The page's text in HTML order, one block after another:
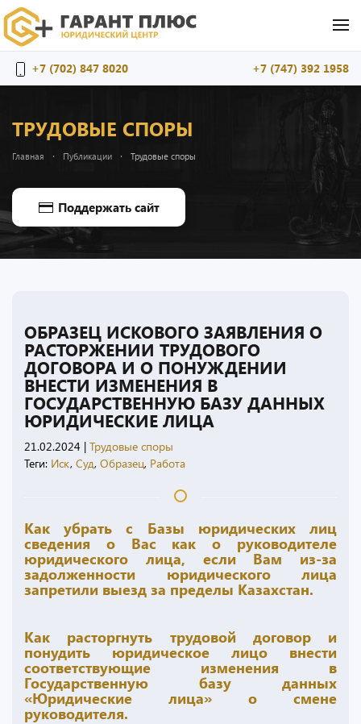
+7 (702) 847 8020 +7 (747) 392 1958
ТРУДОВЫЕ СПОРЫ
Главная Публикации Трудовые споры
Поддержать сайт
ОБРАЗЕЦ ИСКОВОГО ЗАЯВЛЕНИЯ О
РАСТОРЖЕНИИ ТРУДОВОГО
ДОГОВОРА И О ПОНУЖДЕНИИ
ВНЕСТИ ИЗМЕНЕНИЯ В
ГОСУДАРСТВЕННУЮ БАЗУ ДАННЫХ
ЮРИДИЧЕСКИЕ ЛИЦА
21.02.2024 | Трудовые споры
Теги: Иск, Суд, Образец, Работа
Как убрать с Базы юридических лиц
сведения о Вас как о руководителе
юридического лица, если Вам из-за
задолженности юридического лица
запретили выезд за пределы Казахстан.
Как расторгнуть трудовой договор и
понудить юридическое лицо внести
соответствующие изменения в
Государственную базу данных
«Юридические лица» о смене
руководителя.